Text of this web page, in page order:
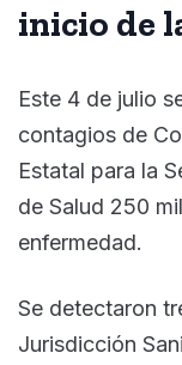
inicio de
Este 4 de julio
contagios de
Estatal para la
de Salud 250
enfermedad.
Se detectaron
Jurisdicción